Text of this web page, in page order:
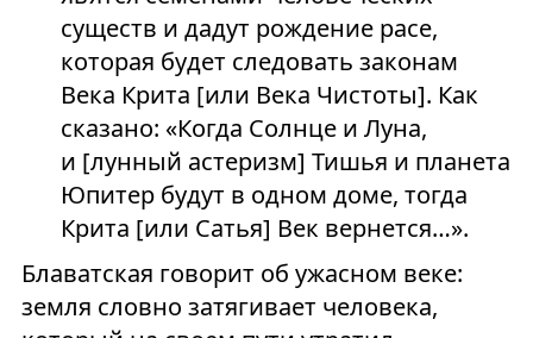
существ и дадут рождение расе,
которая будет следовать законам
Века Крита [или Века Чистоты]. Как
сказано: «Когда Солнце и Луна,
и [лунный астеризм] Тишья и планета
Юпитер будут в одном доме, тогда
Крита [или Сатья] Век вернется…».
Блаватская говорит об ужасном веке:
земля словно затягивает человека,